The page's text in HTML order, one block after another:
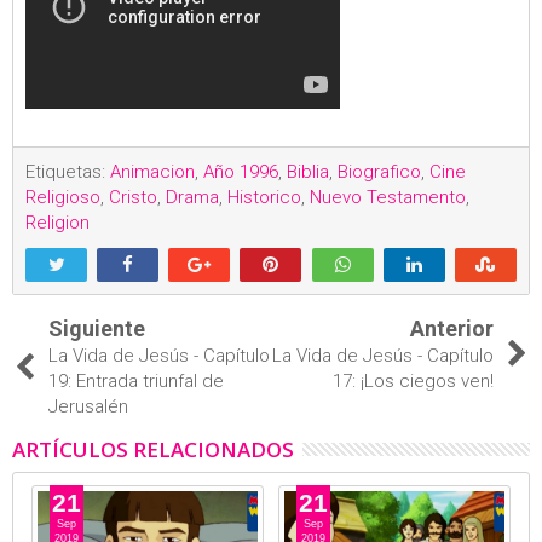
Etiquetas: Animacion, Año 1996, Biblia, Biografico, Cine
Religioso, Cristo, Drama, Historico, Nuevo Testamento,
Religion
Siguiente
La Vida de Jesús - Capítulo
19: Entrada triunfal de
Jerusalén
Anterior
La Vida de Jesús - Capítulo
17: ¡Los ciegos ven!
ARTÍCULOS RELACIONADOS
21
Sep
2019
21
Sep
2019